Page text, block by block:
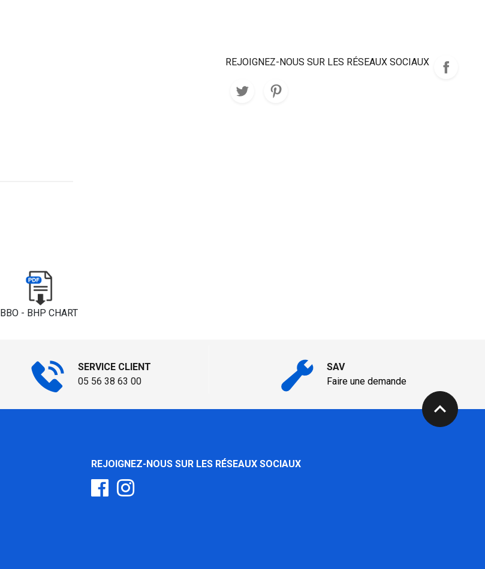
REJOIGNEZ-NOUS SUR LES RÉSEAUX SOCIAUX
BBO - BHP CHART
SERVICE CLIENT
05 56 38 63 00
SAV
Faire une demande
expand_less
REJOIGNEZ-NOUS SUR LES RÉSEAUX SOCIAUX